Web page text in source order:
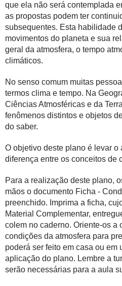
que ela não será contemplada
as propostas podem ter
subsequentes. Esta habilidade
movimentos do planeta e sua
geral da atmosfera, o tempo
climáticos.
No senso comum muitas
termos clima e tempo. Na
Ciências Atmosféricas e da
fenômenos distintos e objetos
do saber.
O objetivo deste plano é levar o
diferença entre os conceitos de
Para a realização deste plano,
mãos o documento Ficha -
preenchido. Imprima a ficha,
Material Complementar,
colem no caderno. Oriente-os a
condições da atmosfera para
poderá ser feito em casa ou em
aplicação do plano. Lembre a
serão necessárias para a aula